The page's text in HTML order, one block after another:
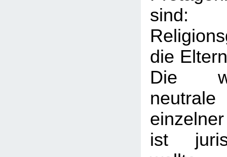
die
Die
ist